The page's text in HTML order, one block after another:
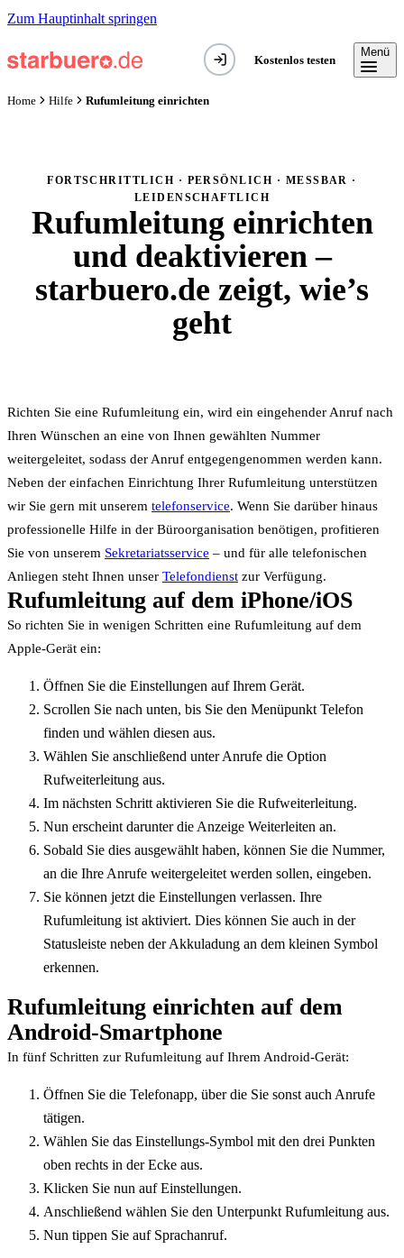
Zum Hauptinhalt springen
Kostenlos testen
Menü
Home Hilfe Rufumleitung einrichten
FORTSCHRITTLICH · PERSÖNLICH · MESSBAR ·
LEIDENSCHAFTLICH
Rufumleitung einrichten
und deaktivieren –
starbuero.de zeigt, wie’s
geht
Richten Sie eine Rufumleitung ein, wird ein eingehender Anruf nach
Ihren Wünschen an eine von Ihnen gewählten Nummer
weitergeleitet, sodass der Anruf entgegengenommen werden kann.
Neben der einfachen Einrichtung Ihrer Rufumleitung unterstützen
wir Sie gern mit unserem telefonservice. Wenn Sie darüber hinaus
professionelle Hilfe in der Büroorganisation benötigen, profitieren
Sie von unserem Sekretariatsservice – und für alle telefonischen
Anliegen steht Ihnen unser Telefondienst zur Verfügung.
Rufumleitung auf dem iPhone/iOS
So richten Sie in wenigen Schritten eine Rufumleitung auf dem
Apple-Gerät ein:
Öffnen Sie die Einstellungen auf Ihrem Gerät.
Scrollen Sie nach unten, bis Sie den Menüpunkt Telefon
finden und wählen diesen aus.
Wählen Sie anschließend unter Anrufe die Option
Rufweiterleitung aus.
Im nächsten Schritt aktivieren Sie die Rufweiterleitung.
Nun erscheint darunter die Anzeige Weiterleiten an.
Sobald Sie dies ausgewählt haben, können Sie die Nummer,
an die Ihre Anrufe weitergeleitet werden sollen, eingeben.
Sie können jetzt die Einstellungen verlassen. Ihre
Rufumleitung ist aktiviert. Dies können Sie auch in der
Statusleiste neben der Akkuladung an dem kleinen Symbol
erkennen.
Rufumleitung einrichten auf dem
Android-Smartphone
In fünf Schritten zur Rufumleitung auf Ihrem Android-Gerät:
Öffnen Sie die Telefonapp, über die Sie sonst auch Anrufe
tätigen.
Wählen Sie das Einstellungs-Symbol mit den drei Punkten
oben rechts in der Ecke aus.
Klicken Sie nun auf Einstellungen.
Anschließend wählen Sie den Unterpunkt Rufumleitung aus.
Nun tippen Sie auf Sprachanruf.